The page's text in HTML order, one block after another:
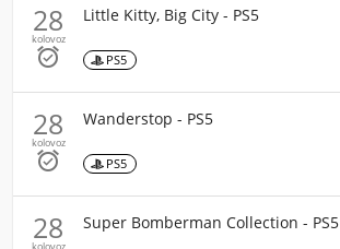
28
kolovoz

Little Kitty, Big City - PS5
PS5
28
kolovoz

Wanderstop - PS5
PS5
28 Super Bomberman Collection - PS5